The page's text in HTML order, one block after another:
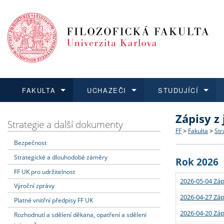
FAKULTA
Dozvědět se více
Struktura
Strategie
Podpora
UCHAZEČI
Podat přihlášku
Co
Učitelské
STUDUJÍCÍ
Dozvědět se více
Rigorózní
Dozvědět se více
O vědě a
Granty a
Dozvědět se více
Aktuální
Strategie a další dokumenty
Bezpečnost
Strategické a dlouhodobé záměry
FF UK pro udržitelnost
Výroční zprávy
Platné vnitřní předpisy FF UK
Rozhodnutí a sdělení děkana, opatření a sdělení
Zápisy
FF > Fakulta >
Rok 2026
2026-05-04
2026-04-27
2026-04-20